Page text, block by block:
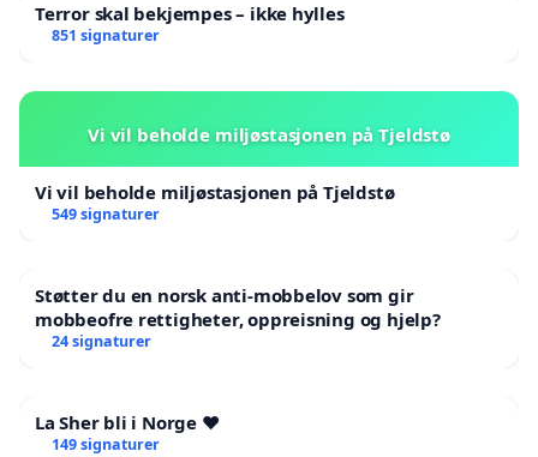
Terror skal bekjempes – ikke hylles
851 signaturer
Vi vil beholde miljøstasjonen på Tjeldstø
Vi vil beholde miljøstasjonen på Tjeldstø
549 signaturer
Støtter du en norsk anti-mobbelov som gir
mobbeofre rettigheter, oppreisning og hjelp?
24 signaturer
La Sher bli i Norge ❤️
149 signaturer